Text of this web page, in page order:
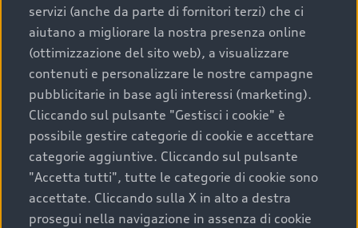
La qualità di acquistare
un’auto usata Audi
Scegliere un’auto usata è una decisione che coniuga
convenienza, affidabilità e sostenibilità. Per fare un
acquisto sicuro, è essenziale considerare aspetti
determinanti come la garanzia inclusa e l’affidabilità del
marchio. Audi offre l’auto usata perfetta tramite Audi
Prima Scelta :plus
servizi (anche da parte di fornitori terzi) che ci
aiutano a migliorare la nostra presenza online
(ottimizzazione del sito web), a visualizzare
contenuti e personalizzare le nostre campagne
pubblicitarie in base agli interessi (marketing).
Cliccando sul pulsante "Gestisci i cookie" è
possibile gestire categorie di cookie e accettare
categorie aggiuntive. Cliccando sul pulsante
"Accetta tutti", tutte le categorie di cookie sono
accettate. Cliccando sulla X in alto a destra
prosegui nella navigazione in assenza di cookie